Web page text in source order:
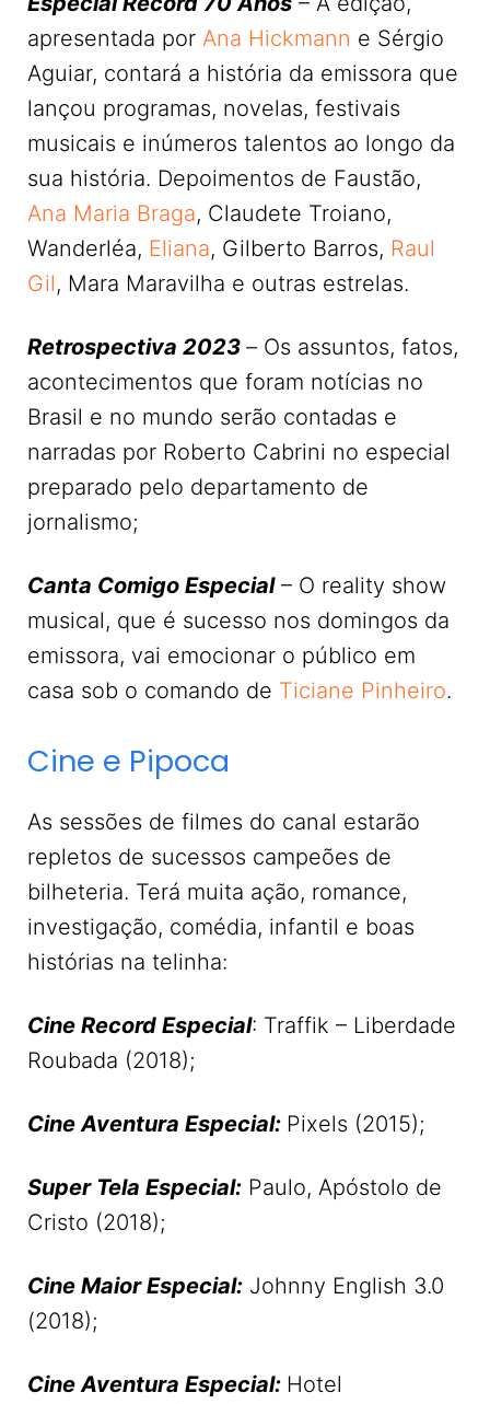
apresentada por Ana Hickmann e Sérgio
Aguiar, contará a história da emissora que
lançou programas, novelas, festivais
musicais e inúmeros talentos ao longo da
sua história. Depoimentos de Faustão,
Ana Maria Braga, Claudete Troiano,
Wanderléa, Eliana, Gilberto Barros, Raul
Gil, Mara Maravilha e outras estrelas.
Retrospectiva 2023 – Os assuntos, fatos,
acontecimentos que foram notícias no
Brasil e no mundo serão contadas e
narradas por Roberto Cabrini no especial
preparado pelo departamento de
jornalismo;
Canta Comigo Especial– O reality show
musical, que é sucesso nos domingos da
emissora, vai emocionar o público em
casa sob o comando de Ticiane Pinheiro.
Cine e Pipoca
As sessões de filmes do canal estarão
repletos de sucessos campeões de
bilheteria. Terá muita ação, romance,
investigação, comédia, infantil e boas
histórias na telinha:
Cine Record Especial: Traffik – Liberdade
Roubada (2018);
Cine Aventura Especial: Pixels (2015);
Super Tela Especial: Paulo, Apóstolo de
Cristo (2018);
Cine Maior Especial: Johnny English 3.0
(2018);
Cine Aventura Especial: Hotel